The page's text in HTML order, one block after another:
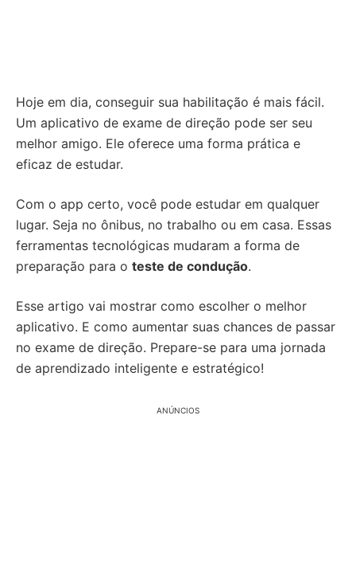
Hoje em dia, conseguir sua habilitação é mais fácil.
Um aplicativo de exame de direção pode ser seu
melhor amigo. Ele oferece uma forma prática e
eficaz de estudar.
Com o app certo, você pode estudar em qualquer
lugar. Seja no ônibus, no trabalho ou em casa. Essas
ferramentas tecnológicas mudaram a forma de
preparação para o teste de condução.
Esse artigo vai mostrar como escolher o melhor
aplicativo. E como aumentar suas chances de passar
no exame de direção. Prepare-se para uma jornada
de aprendizado inteligente e estratégico!
ANÚNCIOS